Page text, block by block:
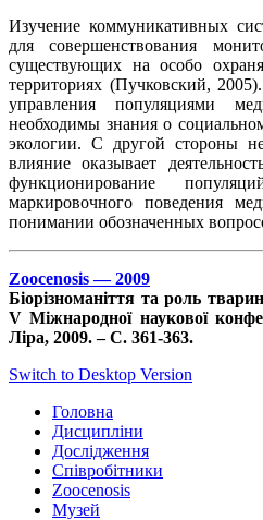
Изучение коммуникативных
для совершенствования
существующих на особо
территориях (Пучковский,
управления популяциями
необходимы знания о
экологии. С другой стороны
влияние оказывает
функционирование
маркировочного поведения
понимании обозначенных
Zoocenosis — 2009
Біорізноманіття та роль
V Міжнародної наукової
Ліра, 2009. – С. 361-363.
Switch to Desktop Version
Головна
Дисципліни
Дослідження
Співробітники
Zoocenosis
Музей